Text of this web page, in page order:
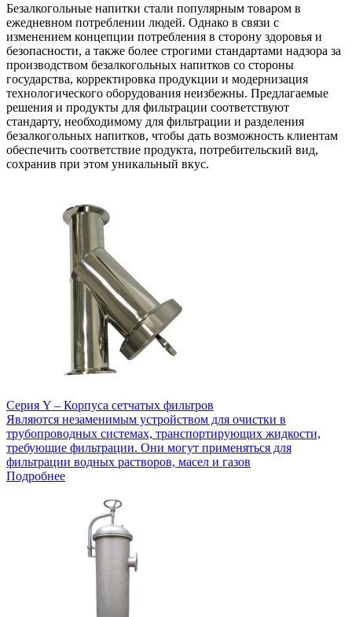
Безалкогольные напитки стали популярным товаром в
ежедневном потреблении людей. Однако в связи с
изменением концепции потребления в сторону здоровья и
безопасности, а также более строгими стандартами надзора за
производством безалкогольных напитков со стороны
государства, корректировка продукции и модернизация
технологического оборудования неизбежны. Предлагаемые
решения и продукты для фильтрации соответствуют
стандарту, необходимому для фильтрации и разделения
безалкогольных напитков, чтобы дать возможность клиентам
обеспечить соответствие продукта, потребительский вид,
сохранив при этом уникальный вкус.
Серия Y – Корпуса сетчатых фильтров
Являются незаменимым устройством для очистки в
трубопроводных системах, транспортирующих жидкости,
требующие фильтрации. Они могут применяться для
фильтрации водных растворов, масел и газов
Подробнее